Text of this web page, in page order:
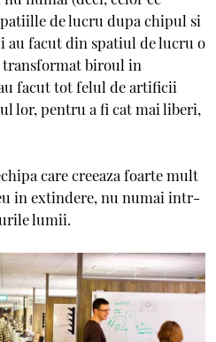
de lucru dupa chipul si
au facut din spatiul de lucru o
biroul in
facut tot felul de artificii
lor, pentru a fi cat mai liberi,
care creeaza foarte mult
in extindere, nu numai intr-
lumii.